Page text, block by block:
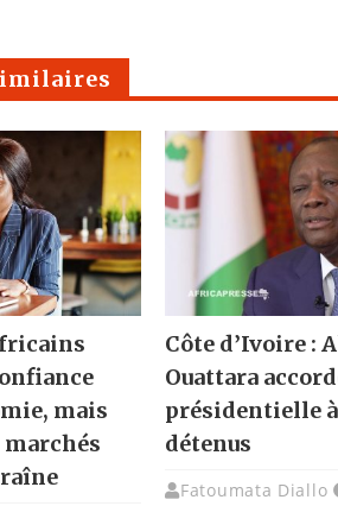
mais
Côte d’Ivoire :
Ouattara
présidentielle à
détenus
Fatoumata Diallo